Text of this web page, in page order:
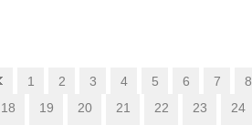
1 2 3 4 5 6 7 8
18
19 20 21 22 23 24